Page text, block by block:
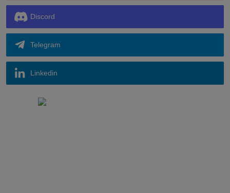
Discord
Telegram
Linkedin